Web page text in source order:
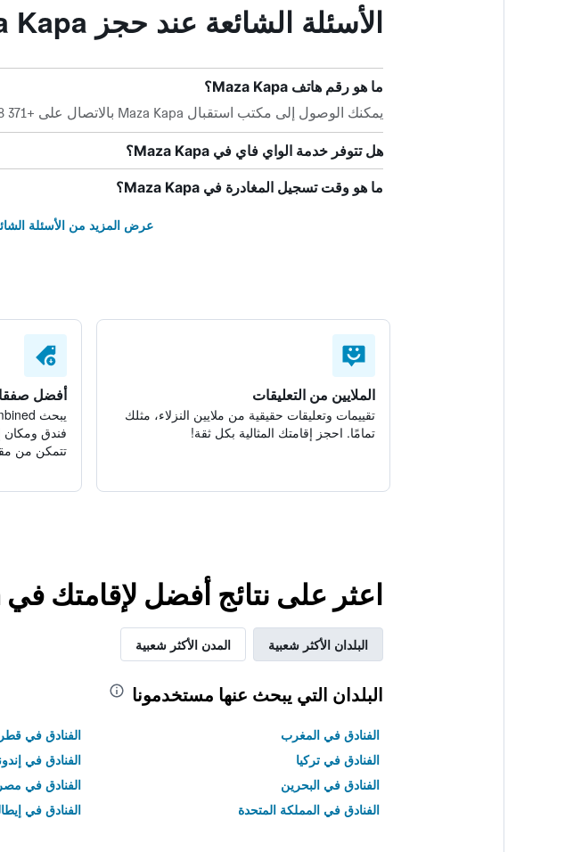
الأسئلة الشائعة عند حجز Maza Kapa
ما هو رقم هاتف Maza Kapa؟
يمكنك الوصول إلى مكتب استقبال Maza Kapa بالاتصال على +371 2718 3284.
هل تتوفر خدمة الواي فاي في Maza Kapa؟
ما هو وقت تسجيل المغادرة في Maza Kapa؟
عرض المزيد من الأسئلة
الملايين من التعليقات
تقييمات وتعليقات حقيقية من ملايين النزلاء، مثلك
تمامًا. احجز إقامتك المثالية بكل ثقة!
أفضل
فندق
تتمكن من
اعثر على نتائج أفضل لإقامتك في Maza Kapa
البلدان الأكثر شعبية المدن الأكثر شعبية
البلدان التي يبحث عنها مستخدمونا
الفنادق في المغرب الفنادق في قطر
الفنادق في تركيا
الفنادق في
الفنادق في البحرين
الفنادق في مصر
الفنادق في المملكة المتحدة
الفنادق في